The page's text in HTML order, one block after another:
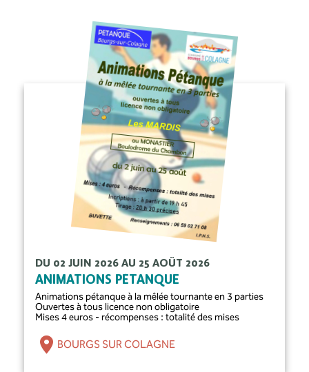
DU 02 JUIN 2026 AU 25 AOÛT 2026
ANIMATIONS PÉTANQUE
Animations pétanque à la mêlée tournante en 3 parties
Ouvertes à tous licence non obligatoire
Mises 4 euros - récompenses : totalité des mises
BOURGS SUR COLAGNE